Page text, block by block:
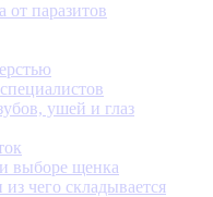
от паразитов
ушей и глаз
выборе щенка
чего складывается